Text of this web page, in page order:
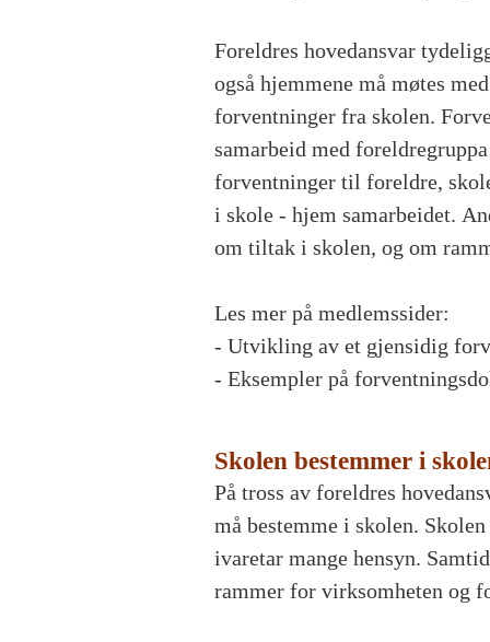
Foreldres hovedansvar
også hjemmene må møtes
forventninger fra skolen.
samarbeid med
forventninger til foreldre,
i skole - hjem samarbeidet.
om tiltak i skolen, og om
Les mer på medlemssider:
- Utvikling av et gjensidig
- Eksempler på
Skolen bestemmer i
På tross av foreldres
må bestemme i skolen.
ivaretar mange hensyn.
rammer for virksomheten og